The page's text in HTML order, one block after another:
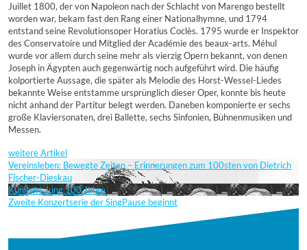
Juillet 1800, der von Napoleon nach der Schlacht von Marengo bestellt
worden war, bekam fast den Rang einer Nationalhymne, und 1794
entstand seine Revolutionsoper Horatius Coclès. 1795 wurde er Inspektor
des Conservatoire und Mitglied der Académie des beaux-arts. Méhul
wurde vor allem durch seine mehr als vierzig Opern bekannt, von denen
Joseph in Ägypten auch gegenwärtig noch aufgeführt wird. Die häufig
kolportierte Aussage, die später als Melodie des Horst-Wessel-Liedes
bekannte Weise entstamme ursprünglich dieser Oper, konnte bis heute
nicht anhand der Partitur belegt werden. Daneben komponierte er sechs
große Klaviersonaten, drei Ballette, sechs Sinfonien, Bühnenmusiken und
Messen.
weitere Artikel
Vereinsleben: Bewegte Zeiten – Erinnerungen zum 100sten von Dietrich
Fischer-Dieskau
Kunibert Jung 100 Jahre
Zweite Konzertserie der SingPause beginnt